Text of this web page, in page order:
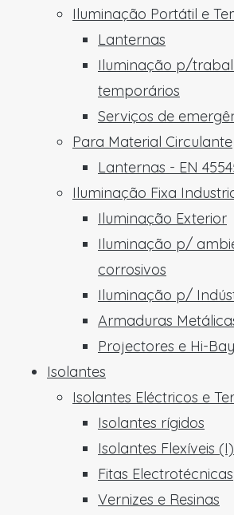
Iluminação Portátil e
Lanternas
Iluminação p/
temporários
Serviços de
Para Material Circulante
Lanternas - EN
Iluminação Fixa
Iluminação Exterior
Iluminação p/
corrosivos
Iluminação p/
Armaduras
Projectores e Hi-Bay
Isolantes
Isolantes Eléctricos e
Isolantes rígidos
Isolantes Flexíveis (I)
Fitas Electrotécnicas
Vernizes e Resinas